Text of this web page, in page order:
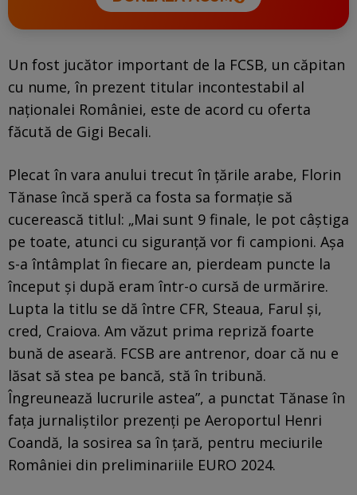
Un fost jucător important de la FCSB, un căpitan
cu nume, în prezent titular incontestabil al
naționalei României, este de acord cu oferta
făcută de Gigi Becali.
Plecat în vara anului trecut în țările arabe, Florin
Tănase încă speră ca fosta sa formație să
cucerească titlul: „Mai sunt 9 finale, le pot câștiga
pe toate, atunci cu siguranță vor fi campioni. Așa
s-a întâmplat în fiecare an, pierdeam puncte la
început și după eram într-o cursă de urmărire.
Lupta la titlu se dă între CFR, Steaua, Farul și,
cred, Craiova. Am văzut prima repriză foarte
bună de aseară. FCSB are antrenor, doar că nu e
lăsat să stea pe bancă, stă în tribună.
Îngreunează lucrurile astea”, a punctat Tănase în
fața jurnaliștilor prezenți pe Aeroportul Henri
Coandă, la sosirea sa în țară, pentru meciurile
României din preliminariile EURO 2024.